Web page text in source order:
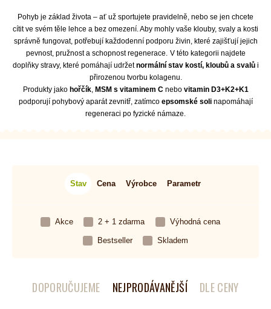
Pohyb je základ života – ať už sportujete pravidelně, nebo se jen chcete
cítit ve svém těle lehce a bez omezení. Aby mohly vaše klouby, svaly a kosti
správně fungovat, potřebují každodenní podporu živin, které zajišťují jejich
pevnost, pružnost a schopnost regenerace.
V této kategorii najdete
doplňky stravy, které pomáhají udržetnormální stav kostí, kloubů a svalůi
přirozenou tvorbu kolagenu.
Produkty jako hořčík, MSM s vitaminem Cnebo vitamin D3+K2+K1
podporují pohybový aparát zevnitř, zatímco epsomské solinapomáhají
regeneraci po fyzické námaze.
Stav Cena Výrobce Parametr
Akce 2 + 1 zdarma Výhodná cena
Bestseller Skladem
DOPORUČUJEME NEJPRODÁVANĚJŠÍ DLE CENY